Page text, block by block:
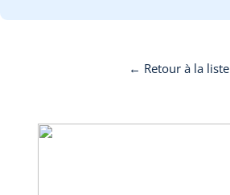
← Retour à la liste